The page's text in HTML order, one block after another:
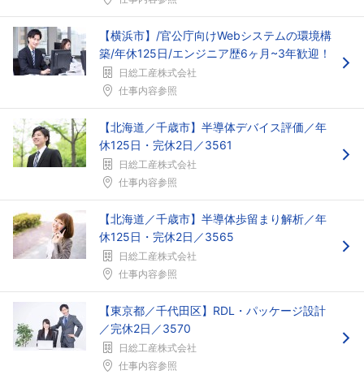
【横浜市】/官公庁向けWebシステムの環境構
築/年休125日/エンジニア歴6ヶ月~3年歓迎！
日総工産株式会社
仕事内容参照
【北海道／千歳市】半導体デバイス評価／年
休125日・完休2日／3561
日総工産株式会社
仕事内容参照
【北海道／千歳市】半導体歩留まり解析／年
休125日・完休2日／3565
日総工産株式会社
仕事内容参照
【東京都／千代田区】RDL・パッケージ設計
／完休2日／3570
日総工産株式会社
仕事内容参照